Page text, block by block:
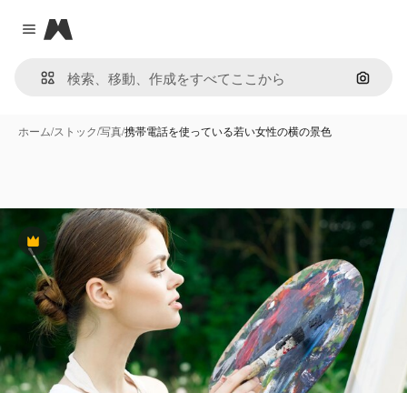
Close menu
Magnific
画像で
ホーム/ストック/写真/携帯電話を使っている若い女性の横の景色
Premium